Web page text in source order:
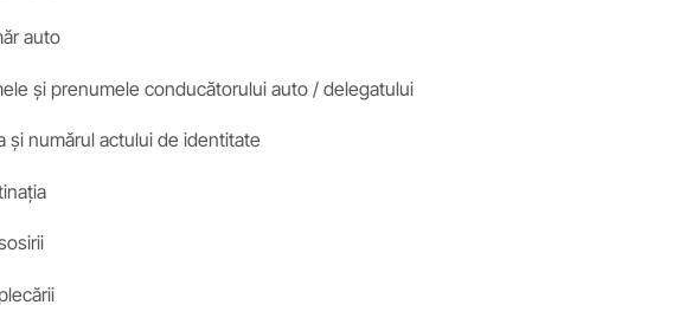
auto
și prenumele conducătorului auto / delegatului
și numărul actului de identitate